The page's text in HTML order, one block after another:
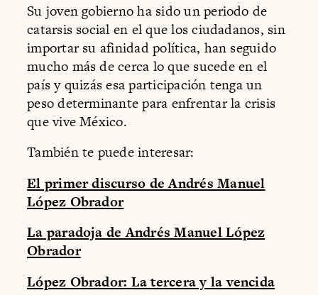
Su joven gobierno ha sido un periodo de
catarsis social en el que los ciudadanos, sin
importar su afinidad política, han seguido
mucho más de cerca lo que sucede en el
país y quizás esa participación tenga un
peso determinante para enfrentar la crisis
que vive México.
También te puede interesar:
El primer discurso de Andrés Manuel
López Obrador
La paradoja de Andrés Manuel López
Obrador
López Obrador: La tercera y la vencida